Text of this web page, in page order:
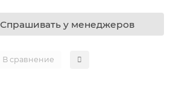
Спрашивать у менеджеров
В сравнение